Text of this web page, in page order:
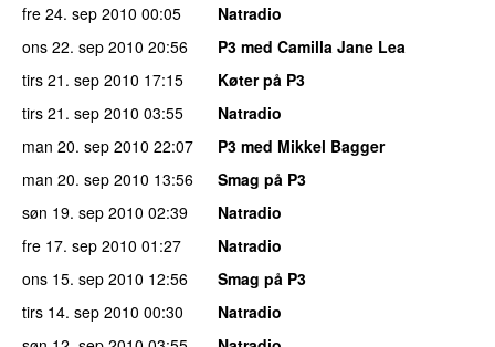
fre 24. sep 2010 00:05
Natradio
ons 22. sep 2010 20:56
P3 med Camilla Jane Lea
tirs 21. sep 2010 17:15
Køter på P3
tirs 21. sep 2010 03:55
Natradio
man 20. sep 2010 22:07
P3 med Mikkel Bagger
man 20. sep 2010 13:56
Smag på P3
søn 19. sep 2010 02:39
Natradio
fre 17. sep 2010 01:27
Natradio
ons 15. sep 2010 12:56
Smag på P3
tirs 14. sep 2010 00:30
Natradio